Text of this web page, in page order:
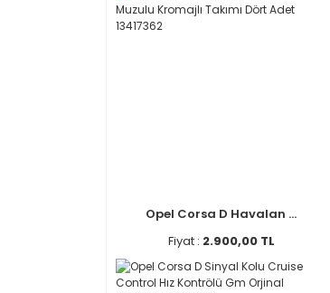
Opel Corsa D Havalan ...
Fiyat : 2.900,00 TL